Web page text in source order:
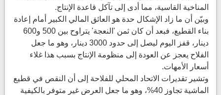
المناخية القاسية، مما أدى إلى تآكل قاعدة الإنتاج.
وبيّن أن ما زاد الإشكال حدة هو العائق المالي الكبير أمام إعادة
بناء القطيع، فبعد أن كان ثمن 'النعجة' يتراوح بين 500 و600
دينار، قفز اليوم ليصل إلى حدود 3000 دينار، وهو ما جعل
الفلاح يعجز عن العودة إلى منظومة الإنتاج بسبب هذا غلاء
أسعار الأمهات.
وتشير تقديرات الاتحاد المحلي للفلاحة إلى أن النقص في قطيع
الماشية تجاوز 40%، وهو ما جعل العرض غير متوفر بالكيفية